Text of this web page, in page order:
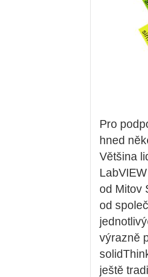
Pro
hned
Většina
od Mitov
od
výrazně
ještě